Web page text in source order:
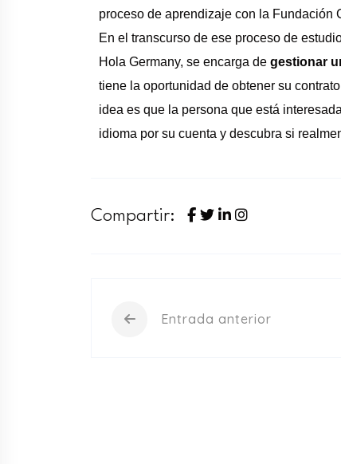
proceso de aprendizaje con la Fundación
En el transcurso de ese proceso de
Hola Germany, se encarga de gestionar
tiene la oportunidad de obtener su
idea es que la persona que está
idioma por su cuenta y descubra si
Compartir:
Entrada anterior